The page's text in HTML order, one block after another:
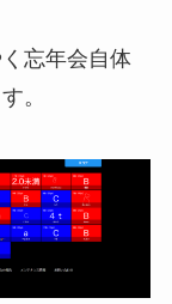
忘年会自体
。